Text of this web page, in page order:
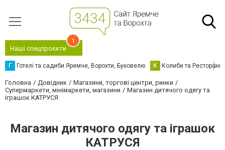
Наші спецпроєкти
1
Г Готелі та садиби Яремче, Ворохти, Буковелю К Колиби та Ресторани
Головна Довідник
Магазини, торгові центри, ринки
Супермаркети, мінімаркети, магазини
Магазин дитячого одягу та
іграшок КАТРУСЯ
Магазин дитячого одягу та іграшок
КАТРУСЯ